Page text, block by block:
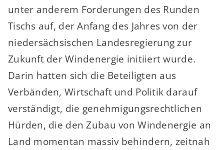
unter anderem Forderungen des Runden
Tischs auf, der Anfang des Jahres von der
niedersächsischen Landesregierung zur
Zukunft der Windenergie initiiert wurde.
Darin hatten sich die Beteiligten aus
Verbänden, Wirtschaft und Politik darauf
verständigt, die genehmigungsrechtlichen
Hürden, die den Zubau von Windenergie an
Land momentan massiv behindern, zeitnah